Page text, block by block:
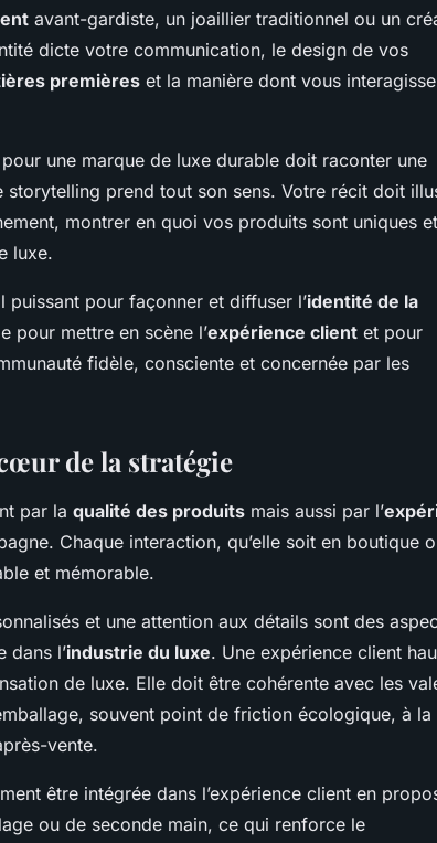
avant-gardiste, un joaillier traditionnel ou un
dicte votre communication, le design de vos
premières et la manière dont vous
pour une marque de luxe durable doit raconter une
storytelling prend tout son sens. Votre récit doit
montrer en quoi vos produits sont uniques et
luxe.
puissant pour façonner et diffuser l’identité de la
pour mettre en scène l’expérience client et pour
fidèle, consciente et concernée par les
de la stratégie
par la qualité des produits mais aussi par l’
Chaque interaction, qu’elle soit en boutique
et mémorable.
et une attention aux détails sont des
dans l’industrie du luxe. Une expérience client
de luxe. Elle doit être cohérente avec les
souvent point de friction écologique, à la
vente.
être intégrée dans l’expérience client en
ou de seconde main, ce qui renforce le